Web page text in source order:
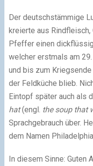
Der deutschstämmige
kreierte aus Rindfleisch,
Pfeffer einen
welcher erstmals am
und bis zum
der Feldküche blieb.
Eintopf später auch als
hat(engl. the soup that
Sprachgebrauch über.
dem Namen
In diesem Sinne: Guten